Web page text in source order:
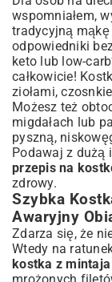
wspomniałem,
tradycyjną mąkę
odpowiedniki
keto lub low-
całkowicie!
ziołami,
Możesz też
migdałach lub
pyszną,
Podawaj z dużą
przepis na
zdrowy.
Szybka
Awaryjny
Zdarza się, że
Wtedy na
kostka z